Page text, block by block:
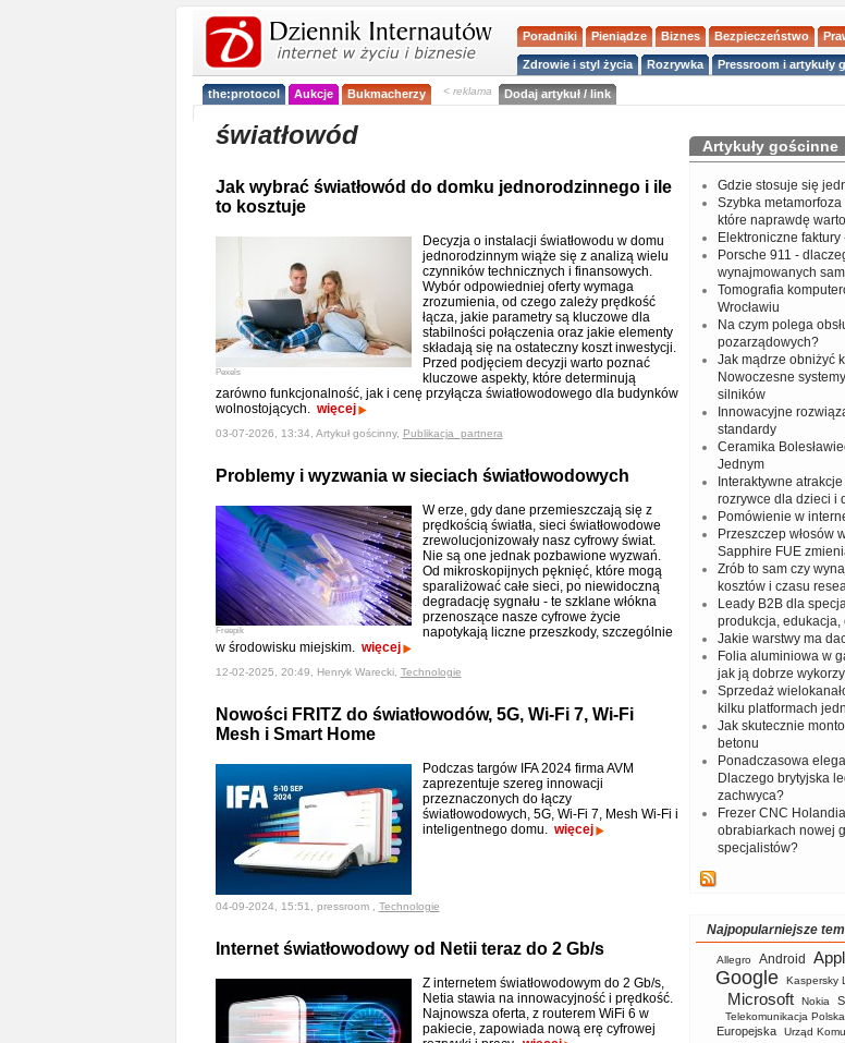
Poradniki Pieniądze Biznes Bezpieczeństwo
Zdrowie i styl życia Rozrywka Pressroom i artykuły
the:protocol Aukcje Bukmacherzy < reklama Dodaj artykuł / link
światłowód
Jak wybrać światłowód do domku jednorodzinnego i ile
to kosztuje
Pexels
Decyzja o instalacji światłowodu w domu
jednorodzinnym wiąże się z analizą wielu
czynników technicznych i finansowych.
Wybór odpowiedniej oferty wymaga
zrozumienia, od czego zależy prędkość
łącza, jakie parametry są kluczowe dla
stabilności połączenia oraz jakie elementy
składają się na ostateczny koszt inwestycji.
Przed podjęciem decyzji warto poznać
kluczowe aspekty, które determinują
zarówno funkcjonalność, jak i cenę przyłącza światłowodowego dla budynków
wolnostojących. więcej
03-07-2026, 13:34, Artykuł gościnny, Publikacja_partnera
Problemy i wyzwania w sieciach światłowodowych
Freepik
W erze, gdy dane przemieszczają się z
prędkością światła, sieci światłowodowe
zrewolucjonizowały nasz cyfrowy świat.
Nie są one jednak pozbawione wyzwań.
Od mikroskopijnych pęknięć, które mogą
sparaliżować całe sieci, po niewidoczną
degradację sygnału - te szklane włókna
przenoszące nasze cyfrowe życie
napotykają liczne przeszkody, szczególnie
w środowisku miejskim. więcej
12-02-2025, 20:49, Henryk Warecki, Technologie
Nowości FRITZ do światłowodów, 5G, Wi-Fi 7, Wi-Fi
Mesh i Smart Home
Podczas targów IFA 2024 firma AVM
zaprezentuje szereg innowacji
przeznaczonych do łączy
światłowodowych, 5G, Wi-Fi 7, Mesh Wi-Fi i
inteligentnego domu. więcej
04-09-2024, 15:51, pressroom , Technologie
Internet światłowodowy od Netii teraz do 2 Gb/s
Z internetem światłowodowym do 2 Gb/s,
Netia stawia na innowacyjność i prędkość.
Najnowsza oferta, z routerem WiFi 6 w
pakiecie, zapowiada nową erę cyfrowej
Artykuły gościnne
Gdzie stosuje się
Szybka
które naprawdę
Elektroniczne
Porsche 911 -
wynajmowanych
Tomografia
Wrocławiu
Na czym polega
pozarządowych?
Jak mądrze obniżyć
Nowoczesne
silników
Innowacyjne
standardy
Ceramika
Jednym
Interaktywne
rozrywce dla dzieci i
Pomówienie w
Przeszczep włosów
Sapphire FUE
Zrób to sam czy
kosztów i czasu
Leady B2B dla
produkcja,
Jakie warstwy ma
Folia aluminiowa w
jak ją dobrze
Sprzedaż
kilku platformach
Jak skutecznie
betonu
Ponadczasowa
Dlaczego brytyjska
zachwyca?
Frezer CNC
obrabiarkach nowej
specjalistów?
Najpopularniejsze
Allegro Android
Google Kaspersky
Microsoft Nokia
Telekomunikacja Polska
Europejska
Urząd